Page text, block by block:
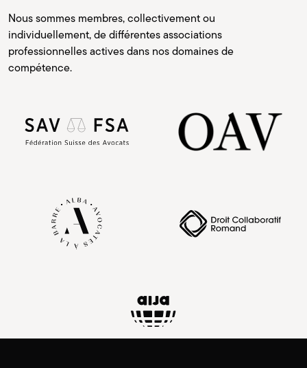
Nous sommes membres, collectivement ou
individuellement, de différentes associations
professionnelles actives dans nos domaines de
compétence.